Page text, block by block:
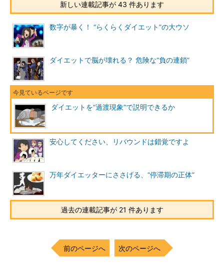
新しい連載記事が 43 件あります
数字が暴く！ “らくらくダイエット”の大ウソ
ダイエットで脳が壊れる？ 危険な“負の連鎖”
ダイエットを“過渡現象”で説明できるか
安心してください、リバウンドは錯覚ですよ
万年ダイエッターにささげる、“停滞期の正体”
過去の連載記事が 21 件あります
前のページへ 次のページへ